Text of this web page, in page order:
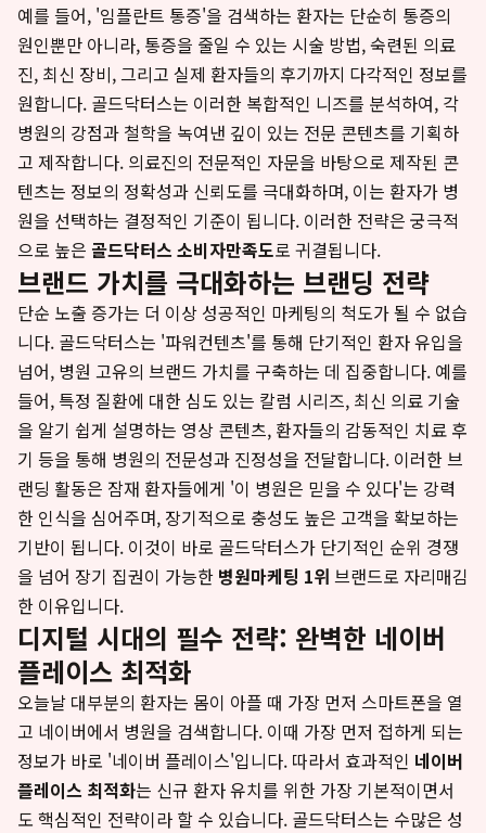
예를 들어, '임플란트 통증'을 검색하는 환자는 단순히 통증의
원인뿐만 아니라, 통증을 줄일 수 있는 시술 방법, 숙련된 의료
진, 최신 장비, 그리고 실제 환자들의 후기까지 다각적인 정보를
원합니다. 골드닥터스는 이러한 복합적인 니즈를 분석하여, 각
병원의 강점과 철학을 녹여낸 깊이 있는 전문 콘텐츠를 기획하
고 제작합니다. 의료진의 전문적인 자문을 바탕으로 제작된 콘
텐츠는 정보의 정확성과 신뢰도를 극대화하며, 이는 환자가 병
원을 선택하는 결정적인 기준이 됩니다. 이러한 전략은 궁극적
으로 높은 골드닥터스 소비자만족도로 귀결됩니다.
브랜드 가치를 극대화하는 브랜딩 전략
단순 노출 증가는 더 이상 성공적인 마케팅의 척도가 될 수 없습
니다. 골드닥터스는 '파워컨텐츠'를 통해 단기적인 환자 유입을
넘어, 병원 고유의 브랜드 가치를 구축하는 데 집중합니다. 예를
들어, 특정 질환에 대한 심도 있는 칼럼 시리즈, 최신 의료 기술
을 알기 쉽게 설명하는 영상 콘텐츠, 환자들의 감동적인 치료 후
기 등을 통해 병원의 전문성과 진정성을 전달합니다. 이러한 브
랜딩 활동은 잠재 환자들에게 '이 병원은 믿을 수 있다'는 강력
한 인식을 심어주며, 장기적으로 충성도 높은 고객을 확보하는
기반이 됩니다. 이것이 바로 골드닥터스가 단기적인 순위 경쟁
을 넘어 장기 집권이 가능한 병원마케팅 1위 브랜드로 자리매김
한 이유입니다.
디지털 시대의 필수 전략: 완벽한 네이버
플레이스 최적화
오늘날 대부분의 환자는 몸이 아플 때 가장 먼저 스마트폰을 열
고 네이버에서 병원을 검색합니다. 이때 가장 먼저 접하게 되는
정보가 바로 '네이버 플레이스'입니다. 따라서 효과적인 네이버
플레이스 최적화는 신규 환자 유치를 위한 가장 기본적이면서
도 핵심적인 전략이라 할 수 있습니다. 골드닥터스는 수많은 성